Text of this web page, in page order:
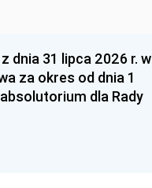
dnia 31 lipca 2026 r. w
za okres od dnia 1
dla Rady